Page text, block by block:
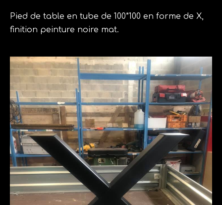
Pied de table en tube de 100*100 en forme de X,
finition peinture noire mat.